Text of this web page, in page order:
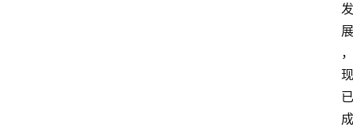
发
展
，
现
已
成